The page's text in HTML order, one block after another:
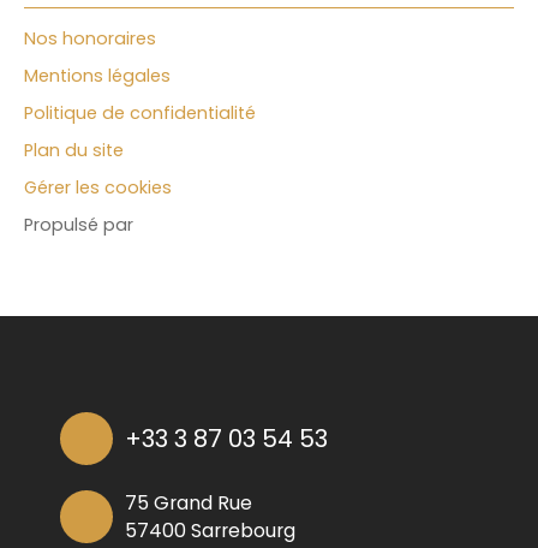
Nos honoraires
Mentions légales
Politique de confidentialité
Plan du site
Gérer les cookies
Propulsé par
+33 3 87 03 54 53
75 Grand Rue
57400 Sarrebourg